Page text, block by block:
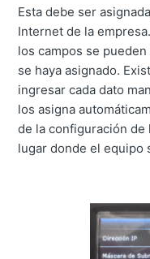
Esta debe ser
Internet de la empresa.
los campos se
se haya asignado.
ingresar cada dato
los asigna
de la configuración de
lugar donde el equipo